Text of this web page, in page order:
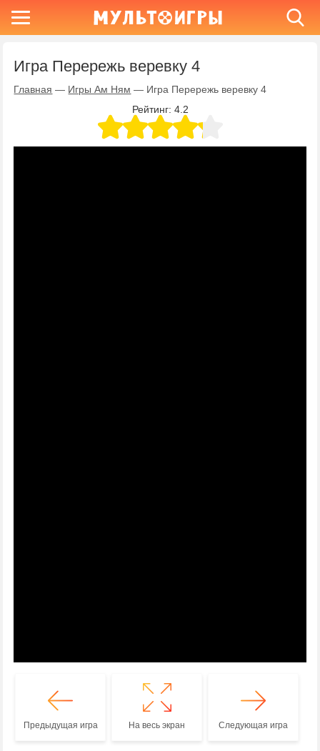
Игра Перережь веревку 4
Главная — Игры Ам Ням — Игра Перережь веревку 4
Рейтинг: 4.2
Предыдущая игра На весь экран Следующая игра